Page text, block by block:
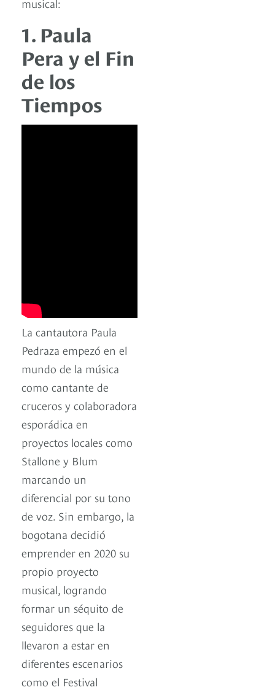
1. Paula
Pera y el Fin
de los
Tiempos
La cantautora Paula
Pedraza empezó en el
mundo de la música
como cantante de
cruceros y colaboradora
esporádica en
proyectos locales como
Stallone y Blum
marcando un
diferencial por su tono
de voz. Sin embargo, la
bogotana decidió
emprender en 2020 su
propio proyecto
musical, logrando
formar un séquito de
seguidores que la
llevaron a estar en
diferentes escenarios
como el Festival